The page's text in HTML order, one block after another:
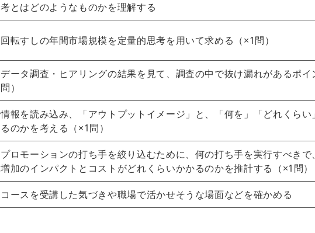
考とはどのようなものかを理解する
回転すしの年間市場規模を定量的思考を用いて求める（×1問）
データ調査・ヒアリングの結果を見て、調査の中で抜け漏れがあるポイ
問）
情報を読み込み、「アウトプットイメージ」と、「何を」「どれくら
るのかを考える（×1問）
プロモーションの打ち手を絞り込むために、何の打ち手を実行すべき
増加のインパクトとコストがどれくらいかかるのかを推計する（×1問）
コースを受講した気づきや職場で活かせそうな場面などを確かめる